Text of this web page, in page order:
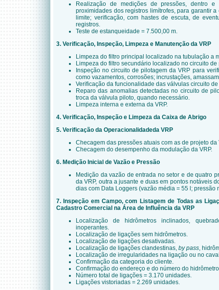
Realização de medições de pressões, dentro
proximidades dos registros limítrofes, para garantir
limite; verificação, com hastes de escuta, de
registros.
Teste de estanqueidade = 7.500,00 m.
3. Verificação, Inspeção, Limpeza e Manutenção da VRP
Limpeza do filtro principal localizado na tubulação a
Limpeza do filtro secundário localizado no circuito de
Inspeção no circuito de pilotagem da VRP para
como vazamentos, corrosões; incrustações,
Verificação da funcionalidade das válvulas circuito
Reparo das anomalias detectadas no circuito de
troca da válvula piloto, quando necessário.
Limpeza interna e externa da VRP.
4. Verificação, Inspeção e Limpeza da Caixa de Abrigo
5. Verificação da Operacionalidadeda VRP
Checagem das pressões atuais com as de projeto da
Checagem do desempenho da modulação da VRP.
6. Medição Inicial de Vazão e Pressão
Medição da vazão de entrada no setor e de quatro
da VRP, outra a jusante e duas em pontos notáveis
dias com Data Loggers (vazão média = 55 l; pressão
7. Inspeção em Campo, com Listagem de Todas as
Cadastro Comercial na Área de Influência da VRP
Localização de hidrômetros inclinados,
inoperantes.
Localização de ligações sem hidrômetros.
Localização de ligações desativadas.
Localização de ligações clandestinas, by pass,
Localização de irregularidades na ligação ou no
Confirmação da categoria do cliente.
Confirmação do endereço e do número do
Número total de ligações = 3.170 unidades.
Ligações vistoriadas = 2.269 unidades.